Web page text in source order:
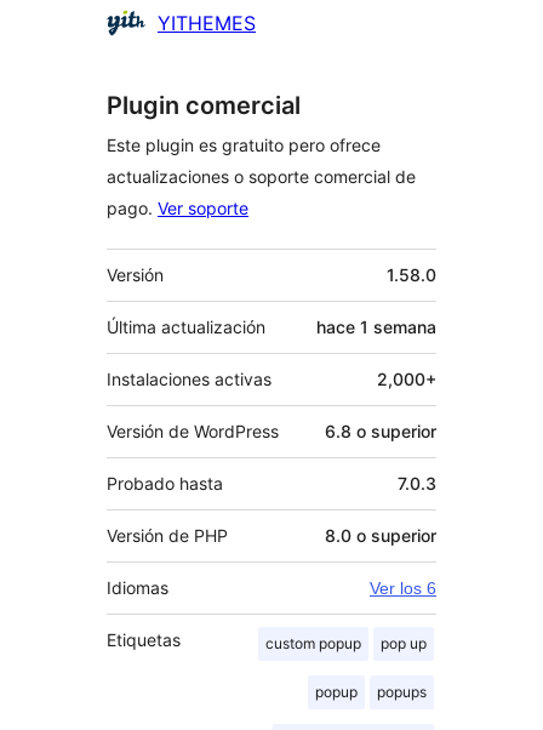
Colaboradores
YITHEMES
Plugin comercial
Este plugin es gratuito pero ofrece
actualizaciones o soporte comercial de
pago. Ver soporte
Meta
Versión 1.58.0
Última actualización hace 1 semana
Instalaciones activas 2,000+
Versión de WordPress 6.8 o superior
Probado hasta 7.0.3
Versión de PHP 8.0 o superior
Idiomas Ver los 6
Etiquetas custom popup pop up
popup popups